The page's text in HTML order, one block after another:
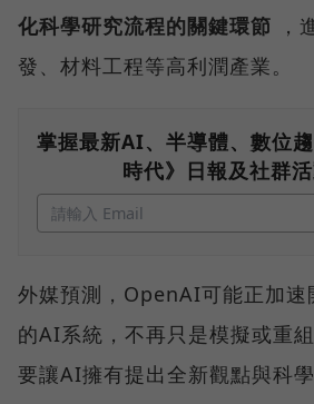
化科學研究流程的關鍵環節 ，
發、材料工程等高利潤產業。
掌握最新AI、半導體、數位
時代》日報及社群
外媒預測，OpenAI可能正加速
的AI系統，不再只是模擬或重
要讓AI擁有提出全新觀點與科學